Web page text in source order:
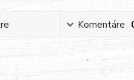
Komentáre